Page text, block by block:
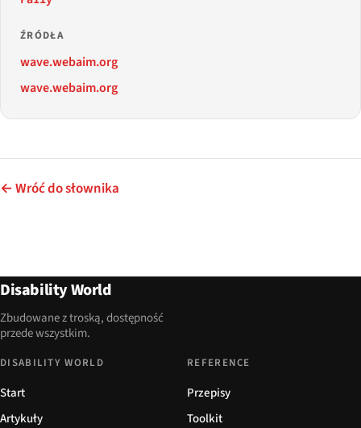
ŹRÓDŁA
wave.webaim.org
wave.webaim.org
← Wróć do słownika
Disability World
Zbudowane z troską, dostępność
przede wszystkim.
DISABILITY WORLD
Start
Artykuły
REFERENCE
Przepisy
Toolkit